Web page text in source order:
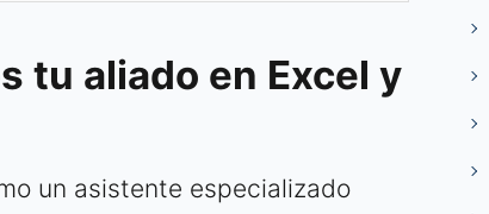
tu aliado en Excel y
un asistente especializado